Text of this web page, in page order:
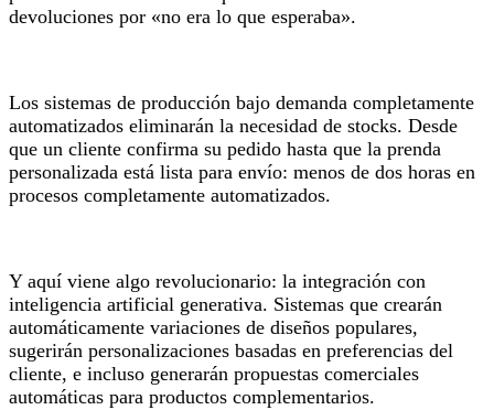
devoluciones por «no era lo que esperaba».
Los sistemas de producción bajo demanda completamente
automatizados eliminarán la necesidad de stocks. Desde
que un cliente confirma su pedido hasta que la prenda
personalizada está lista para envío: menos de dos horas en
procesos completamente automatizados.
Y aquí viene algo revolucionario: la integración con
inteligencia artificial generativa. Sistemas que crearán
automáticamente variaciones de diseños populares,
sugerirán personalizaciones basadas en preferencias del
cliente, e incluso generarán propuestas comerciales
automáticas para productos complementarios.